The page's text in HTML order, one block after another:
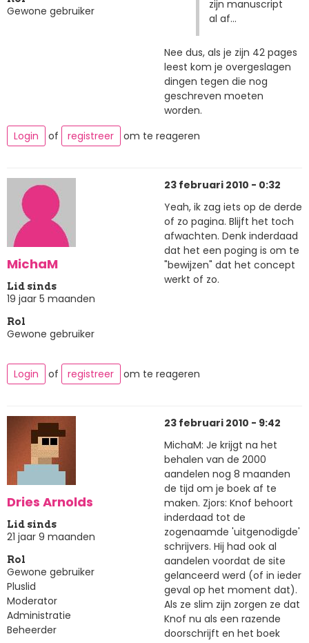
Gewone gebruiker
zijn manuscript
al af...
Nee dus, als je zijn 42 pages
leest kom je overgeslagen
dingen tegen die nog
geschreven moeten
worden.
Login
of registreer om te reageren
MichaM
Lid sinds
19 jaar 5 maanden
Rol
Gewone gebruiker
23 februari 2010 - 0:32
Yeah, ik zag iets op de derde
of zo pagina. Blijft het toch
afwachten. Denk inderdaad
dat het een poging is om te
"bewijzen" dat het concept
werkt of zo.
Login of registreer om te reageren
Dries Arnolds
Lid sinds
21 jaar 9 maanden
Rol
Gewone gebruiker
Pluslid
Moderator
Administratie
Beheerder
23 februari 2010 - 9:42
MichaM: Je krijgt na het
behalen van de 2000
aandelen nog 8 maanden
de tijd om je boek af te
maken. Zjors: Knof behoort
inderdaad tot de
zogenaamde 'uitgenodigde'
schrijvers. Hij had ook al
aandelen voordat de site
gelanceerd werd (of in ieder
geval op het moment dat).
Als ze slim zijn zorgen ze dat
Knof nu als een razende
doorschrijft en het boek